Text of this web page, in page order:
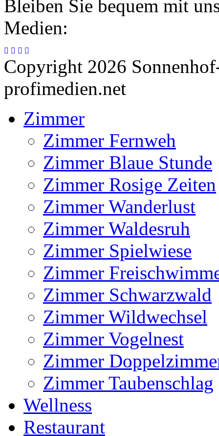
Bleiben Sie bequem mit
Medien:
Copyright 2026
profimedien.net
Zimmer
Zimmer Fernweh
Zimmer Blaue Stunde
Zimmer Rosige Zeiten
Zimmer Wanderlust
Zimmer Waldesruh
Zimmer Spielwiese
Zimmer
Zimmer Schwarzwald
Zimmer Wildwechsel
Zimmer Vogelnest
Zimmer
Zimmer Taubenschlag
Wellness
Restaurant